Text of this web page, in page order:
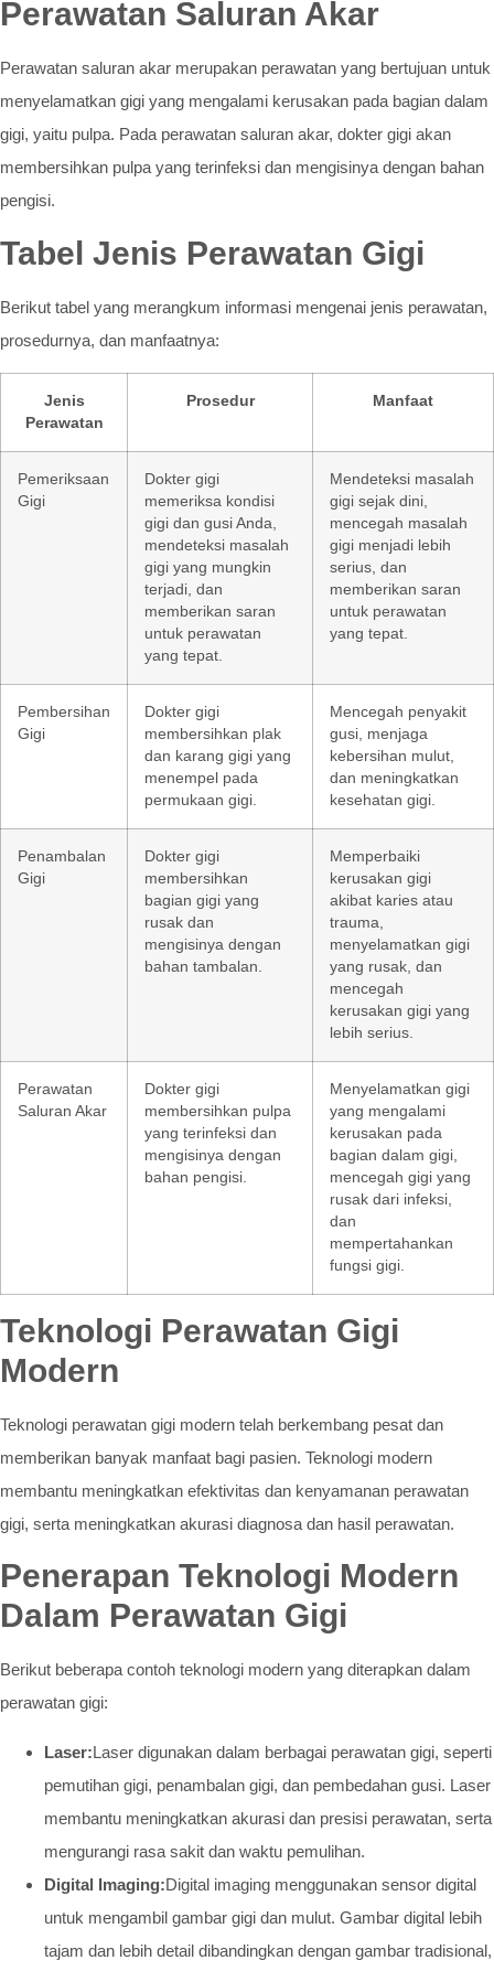
Perawatan Saluran Akar
Perawatan saluran akar merupakan perawatan yang bertujuan untuk
menyelamatkan gigi yang mengalami kerusakan pada bagian dalam
gigi, yaitu pulpa. Pada perawatan saluran akar, dokter gigi akan
membersihkan pulpa yang terinfeksi dan mengisinya dengan bahan
pengisi.
Tabel Jenis Perawatan Gigi
Berikut tabel yang merangkum informasi mengenai jenis perawatan,
prosedurnya, dan manfaatnya:
Jenis
Perawatan
Prosedur Manfaat
Pemeriksaan
Gigi
Dokter gigi
memeriksa kondisi
gigi dan gusi Anda,
mendeteksi masalah
gigi yang mungkin
terjadi, dan
memberikan saran
untuk perawatan
yang tepat.
Mendeteksi masalah
gigi sejak dini,
mencegah masalah
gigi menjadi lebih
serius, dan
memberikan saran
untuk perawatan
yang tepat.
Pembersihan
Gigi
Dokter gigi
membersihkan plak
dan karang gigi yang
menempel pada
permukaan gigi.
Mencegah penyakit
gusi, menjaga
kebersihan mulut,
dan meningkatkan
kesehatan gigi.
Penambalan
Gigi
Dokter gigi
membersihkan
bagian gigi yang
rusak dan
mengisinya dengan
bahan tambalan.
Memperbaiki
kerusakan gigi
akibat karies atau
trauma,
menyelamatkan gigi
yang rusak, dan
mencegah
kerusakan gigi yang
lebih serius.
Perawatan
Saluran Akar
Dokter gigi
membersihkan pulpa
yang terinfeksi dan
mengisinya dengan
bahan pengisi.
Menyelamatkan gigi
yang mengalami
kerusakan pada
bagian dalam gigi,
mencegah gigi yang
rusak dari infeksi,
dan
mempertahankan
fungsi gigi.
Teknologi Perawatan Gigi
Modern
Teknologi perawatan gigi modern telah berkembang pesat dan
memberikan banyak manfaat bagi pasien. Teknologi modern
membantu meningkatkan efektivitas dan kenyamanan perawatan
gigi, serta meningkatkan akurasi diagnosa dan hasil perawatan.
Penerapan Teknologi Modern
Dalam Perawatan Gigi
Berikut beberapa contoh teknologi modern yang diterapkan dalam
perawatan gigi:
Laser:Laser digunakan dalam berbagai perawatan gigi, seperti
pemutihan gigi, penambalan gigi, dan pembedahan gusi. Laser
membantu meningkatkan akurasi dan presisi perawatan, serta
mengurangi rasa sakit dan waktu pemulihan.
Digital Imaging:Digital imaging menggunakan sensor digital
untuk mengambil gambar gigi dan mulut. Gambar digital lebih
tajam dan lebih detail dibandingkan dengan gambar tradisional,